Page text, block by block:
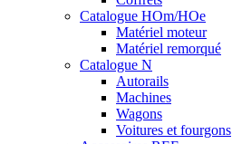
Catalogue HOm/HOe
Matériel moteur
Matériel remorqué
Catalogue N
Autorails
Machines
Wagons
Voitures et fourgons